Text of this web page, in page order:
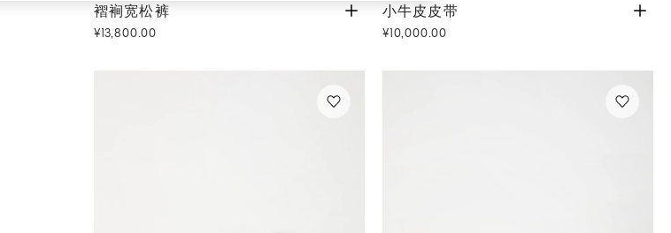
褶裥宽松裤 白色
褶裥宽松裤
¥13,800.00
小牛皮皮带 深棕色
小牛皮皮带
¥10,000.00